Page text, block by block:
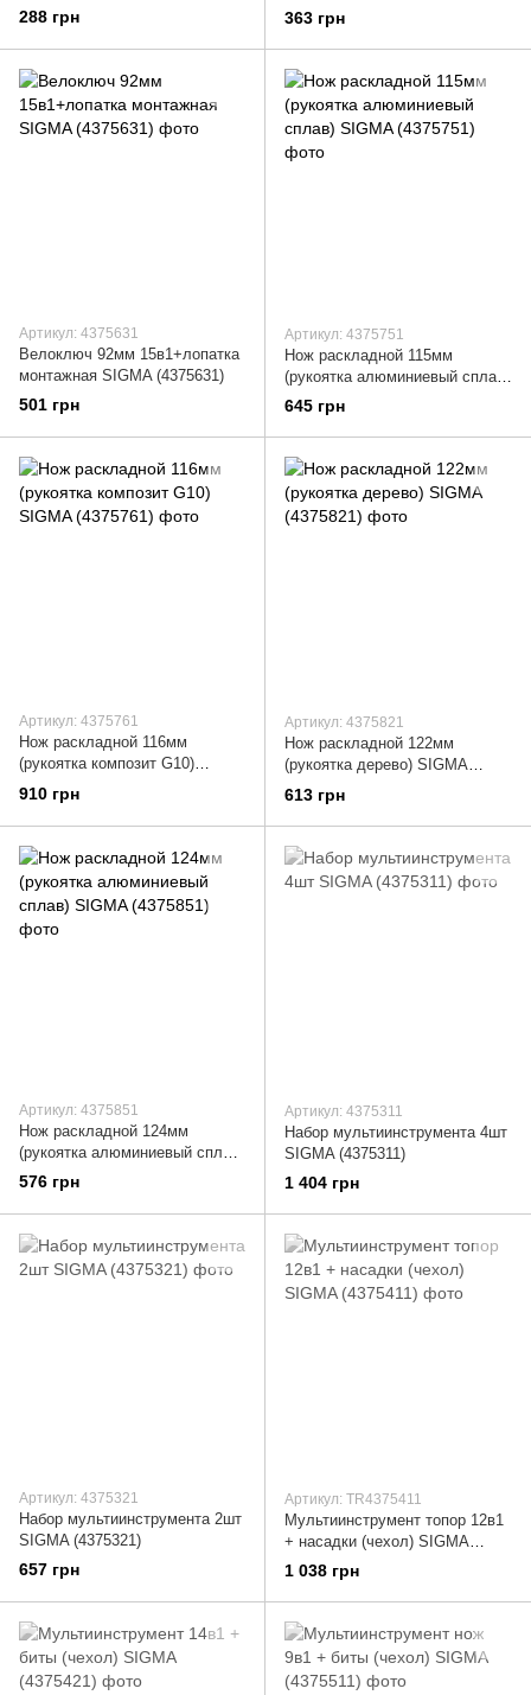
288 грн 363 грн
Артикул: 4375631
Велоключ 92мм 15в1+лопатка
монтажная SIGMA (4375631)
501 грн
Артикул: 4375751
Нож раскладной 115мм
(рукоятка алюминиевый сплав)
SIGMA (4375751)
645 грн
Артикул: 4375761
Нож раскладной 116мм
(рукоятка композит G10)
SIGMA (4375761)
910 грн
Артикул: 4375821
Нож раскладной 122мм
(рукоятка дерево) SIGMA
(4375821)
613 грн
Артикул: 4375851
Нож раскладной 124мм
(рукоятка алюминиевый сплав)
SIGMA (4375851)
576 грн
Артикул: 4375311
Набор мультиинструмента 4шт
SIGMA (4375311)
1 404 грн
Артикул: 4375321
Набор мультиинструмента 2шт
SIGMA (4375321)
657 грн
Артикул: TR4375411
Мультиинструмент топор 12в1
+ насадки (чехол) SIGMA
(4375411)
1 038 грн